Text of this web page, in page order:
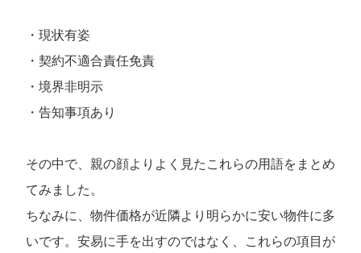
・現状有姿
・契約不適合責任免責
・境界非明示
・告知事項あり
その中で、親の顔よりよく見たこれらの用語をまとめ
てみました。
ちなみに、物件価格が近隣より明らかに安い物件に多
いです。安易に手を出すのではなく、これらの項目が